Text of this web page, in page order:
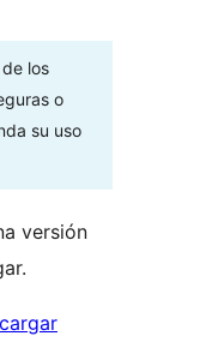
los
o
su uso
versión